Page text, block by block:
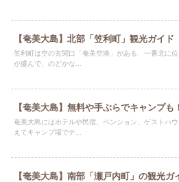
【奄美大島】北部「笠利町」観光ガイド
笠利町は空の玄関口「奄美空港」がある、一番北に
が盛んで、のどかな...
【奄美大島】無料や手ぶらでキャンプも
奄美大島にはホテルや民宿、ペンション、ゲストハ
えてキャンプ場でテ...
【奄美大島】南部「瀬戸内町」の観光ガ